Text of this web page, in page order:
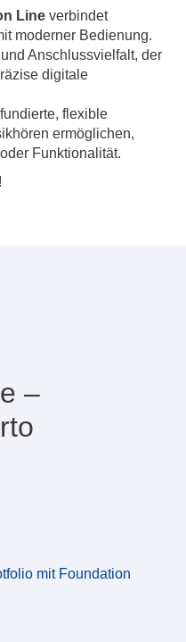
Line verbindet
moderner Bedienung.
Anschlussvielfalt, der
digitale
flexible
ermöglichen,
Funktionalität.
–
mit Foundation